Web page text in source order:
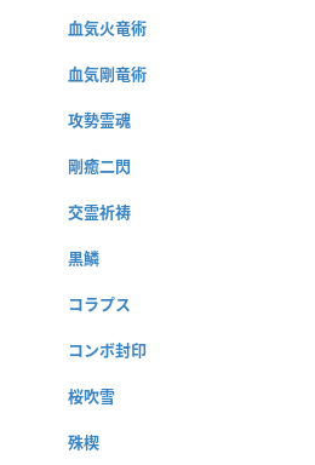
血気火竜術
血気剛竜術
攻勢霊魂
剛癒二閃
交霊祈祷
黒鱗
コラプス
コンボ封印
桜吹雪
殊楔